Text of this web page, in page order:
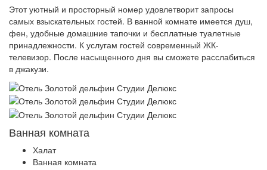
Этот уютный и просторный номер удовлетворит запросы
самых взыскательных гостей. В ванной комнате имеется душ,
фен, удобные домашние тапочки и бесплатные туалетные
принадлежности. К услугам гостей современный ЖК-
телевизор. После насыщенного дня вы сможете расслабиться
в джакузи.
Ванная комната
Халат
Ванная комната